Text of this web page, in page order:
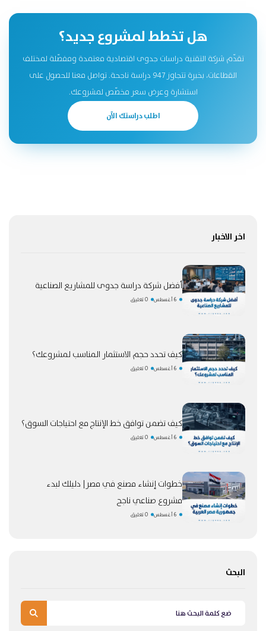
هل تخطط لمشروع جديد؟
تقدّم شركة التقنية دراسات جدوى اقتصادية معتمدة ومفصّلة لمختلف
القطاعات، بخبرة تتجاوز 947 دراسة ناجحة. تواصل معنا للحصول على
استشارة وعرض سعر مخصّص لمشروعك.
اطلب دراستك الآن
اخر الاخبار
أفضل شركة دراسة جدوى للمشاريع الصناعية
6 أغسطس 0 تعليق
كيف تحدد حجم الاستثمار المناسب لمشروعك؟
6 أغسطس 0 تعليق
كيف تضمن توافق خط الإنتاج مع احتياجات السوق؟
6 أغسطس 0 تعليق
خطوات إنشاء مصنع في مصر| دليلك لبدء
مشروع صناعي ناجح
6 أغسطس 0 تعليق
البحث